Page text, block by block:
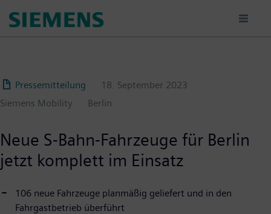
para
Pressemitteilung
18. September 2023
Siemens Mobility
Berlin
Neue S-Bahn-Fahrzeuge für Berlin
jetzt komplett im Einsatz
106 neue Fahrzeuge planmäßig geliefert und in den
Fahrgastbetrieb überführt